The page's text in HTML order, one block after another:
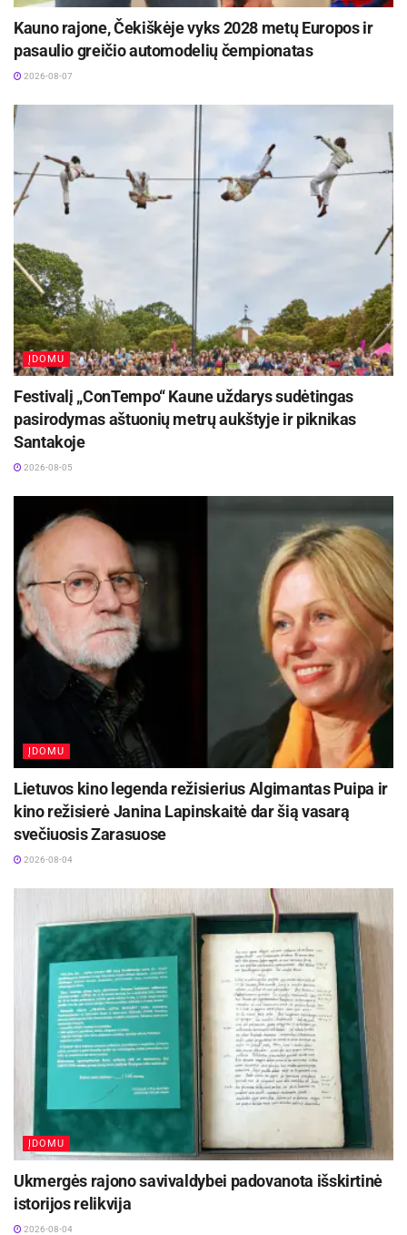
Kauno rajone, Čekiškėje vyks 2028 metų Europos ir
pasaulio greičio automodelių čempionatas
2026-08-07
ĮDOMU
Festivalį „ConTempo“ Kaune uždarys sudėtingas
pasirodymas aštuonių metrų aukštyje ir piknikas
Santakoje
2026-08-05
ĮDOMU
Lietuvos kino legenda režisierius Algimantas Puipa ir
kino režisierė Janina Lapinskaitė dar šią vasarą
svečiuosis Zarasuose
2026-08-04
ĮDOMU
Ukmergės rajono savivaldybei padovanota išskirtinė
istorijos relikvija
2026-08-04